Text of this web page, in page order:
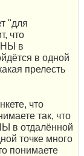
"для
что
в
в одной
прелесть
что
так, что
в отдалённой
точке много
понимаете